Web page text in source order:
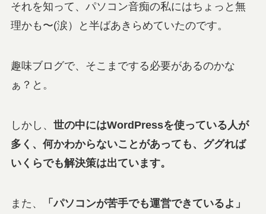
それを知って、パソコン音痴の私にはちょっと無
理かも〜(涙）と半ばあきらめていたのです。
趣味ブログで、そこまでする必要があるのかな
ぁ？と。
しかし、 世の中にはWordPressを使っている人が
多く、何かわからないことがあっても、ググれば
いくらでも解決策は出ています。
また、
「パソコンが苦手でも運営できているよ」